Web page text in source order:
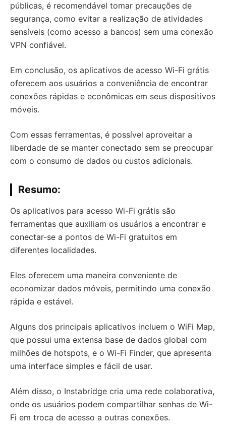
públicas, é recomendável tomar precauções de
segurança, como evitar a realização de atividades
sensíveis (como acesso a bancos) sem uma conexão
VPN confiável.
Em conclusão, os aplicativos de acesso Wi-Fi grátis
oferecem aos usuários a conveniência de encontrar
conexões rápidas e econômicas em seus dispositivos
móveis.
Com essas ferramentas, é possível aproveitar a
liberdade de se manter conectado sem se preocupar
com o consumo de dados ou custos adicionais.
Resumo:
Os aplicativos para acesso Wi-Fi grátis são
ferramentas que auxiliam os usuários a encontrar e
conectar-se a pontos de Wi-Fi gratuitos em
diferentes localidades.
Eles oferecem uma maneira conveniente de
economizar dados móveis, permitindo uma conexão
rápida e estável.
Alguns dos principais aplicativos incluem o WiFi Map,
que possui uma extensa base de dados global com
milhões de hotspots, e o Wi-Fi Finder, que apresenta
uma interface simples e fácil de usar.
Além disso, o Instabridge cria uma rede colaborativa,
onde os usuários podem compartilhar senhas de Wi-
Fi em troca de acesso a outras conexões.